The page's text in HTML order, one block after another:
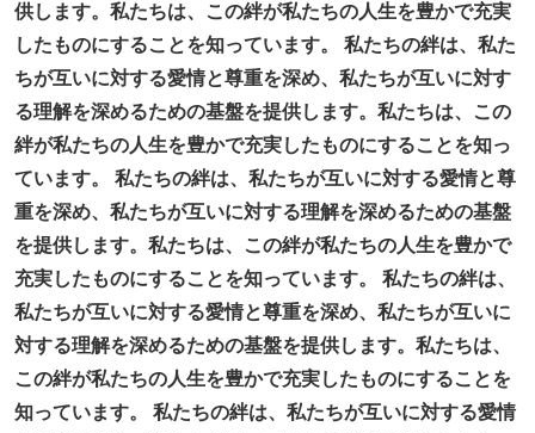
供します。私たちは、この絆が私たちの人生を豊かで充実
したものにすることを知っています。 私たちの絆は、私た
ちが互いに対する愛情と尊重を深め、私たちが互いに対す
る理解を深めるための基盤を提供します。私たちは、この
絆が私たちの人生を豊かで充実したものにすることを知っ
ています。 私たちの絆は、私たちが互いに対する愛情と尊
重を深め、私たちが互いに対する理解を深めるための基盤
を提供します。私たちは、この絆が私たちの人生を豊かで
充実したものにすることを知っています。 私たちの絆は、
私たちが互いに対する愛情と尊重を深め、私たちが互いに
対する理解を深めるための基盤を提供します。私たちは、
この絆が私たちの人生を豊かで充実したものにすることを
知っています。 私たちの絆は、私たちが互いに対する愛情